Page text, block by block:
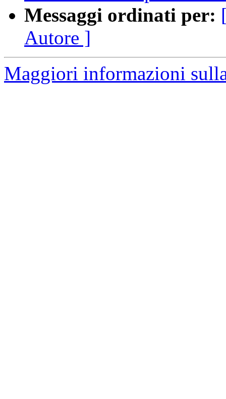
Messaggi ordinati per:
Autore ]
Maggiori informazioni